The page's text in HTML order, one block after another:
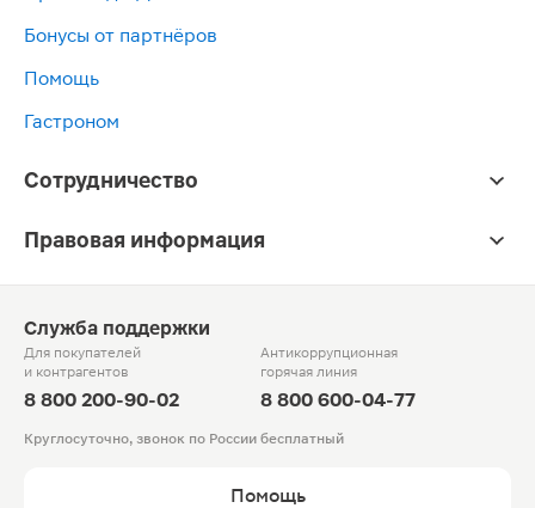
Бонусы от партнёров
Помощь
Гастроном
Сотрудничество
Правовая информация
Служба поддержки
Для покупателей
и контрагентов
8 800 200-90-02
Антикоррупционная
горячая линия
8 800 600-04-77
Круглосуточно, звонок по России бесплатный
Помощь